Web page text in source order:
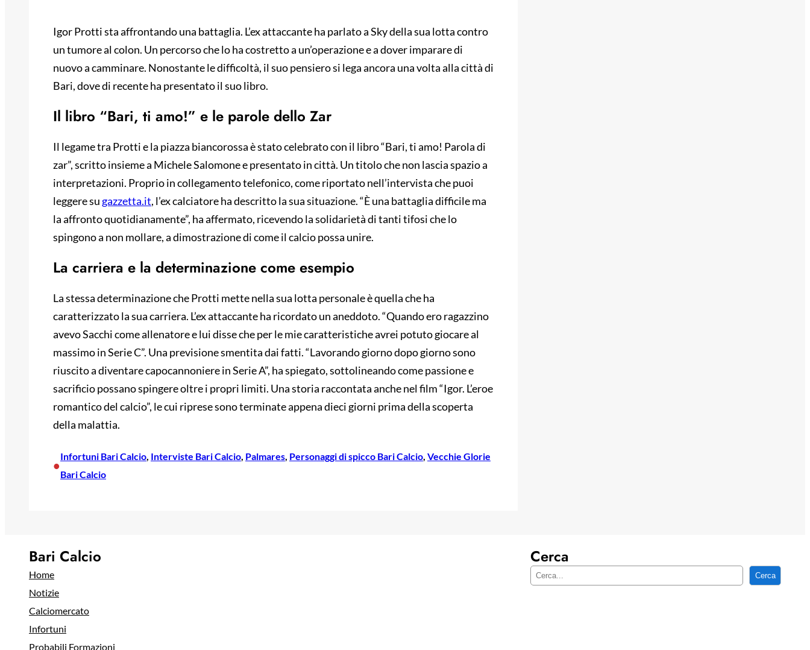
Igor Protti sta affrontando una battaglia. L’ex attaccante ha parlato a Sky della sua lotta contro
un tumore al colon. Un percorso che lo ha costretto a un’operazione e a dover imparare di
nuovo a camminare. Nonostante le difficoltà, il suo pensiero si lega ancora una volta alla città di
Bari, dove di recente ha presentato il suo libro.
Il libro “Bari, ti amo!” e le parole dello Zar
Il legame tra Protti e la piazza biancorossa è stato celebrato con il libro “Bari, ti amo! Parola di
zar”, scritto insieme a Michele Salomone e presentato in città. Un titolo che non lascia spazio a
interpretazioni. Proprio in collegamento telefonico, come riportato nell’intervista che puoi
leggere su gazzetta.it, l’ex calciatore ha descritto la sua situazione. “È una battaglia difficile ma
la affronto quotidianamente”, ha affermato, ricevendo la solidarietà di tanti tifosi che lo
spingono a non mollare, a dimostrazione di come il calcio possa unire.
La carriera e la determinazione come esempio
La stessa determinazione che Protti mette nella sua lotta personale è quella che ha
caratterizzato la sua carriera. L’ex attaccante ha ricordato un aneddoto. “Quando ero ragazzino
avevo Sacchi come allenatore e lui disse che per le mie caratteristiche avrei potuto giocare al
massimo in Serie C”. Una previsione smentita dai fatti. “Lavorando giorno dopo giorno sono
riuscito a diventare capocannoniere in Serie A”, ha spiegato, sottolineando come passione e
sacrificio possano spingere oltre i propri limiti. Una storia raccontata anche nel film “Igor. L’eroe
romantico del calcio”, le cui riprese sono terminate appena dieci giorni prima della scoperta
della malattia.
•
Infortuni Bari Calcio, Interviste Bari Calcio, Palmares, Personaggi di spicco Bari Calcio, Vecchie Glorie
Bari Calcio
Bari Calcio
Home
Notizie
Calciomercato
Infortuni
Probabili Formazioni
Cerca
C
Cerca